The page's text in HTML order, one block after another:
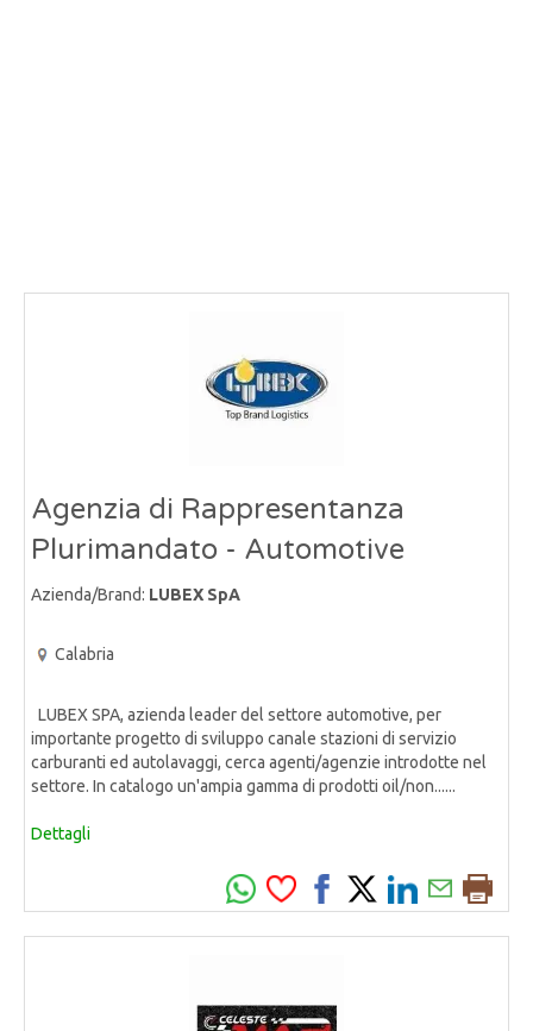
Agenzia di Rappresentanza
Plurimandato - Automotive
Azienda/Brand: LUBEX SpA
Calabria
LUBEX SPA, azienda leader del settore automotive, per
importante progetto di sviluppo canale stazioni di servizio
carburanti ed autolavaggi, cerca agenti/agenzie introdotte nel
settore. In catalogo un'ampia gamma di prodotti oil/non......
Dettagli